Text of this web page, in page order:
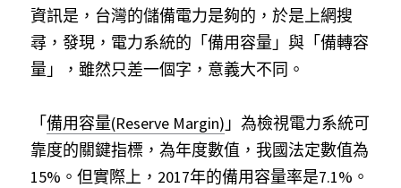
資訊是，台灣的儲備電力是夠的，於是上網搜
尋，發現，電力系統的「備用容量」與「備轉容
量」，雖然只差一個字，意義大不同。
「備用容量(Reserve Margin) 」為檢視電力系統可
靠度的關鍵指標，為年度數值，我國法定數值為
15%。但實際上，2017年的備用容量率是7.1%。